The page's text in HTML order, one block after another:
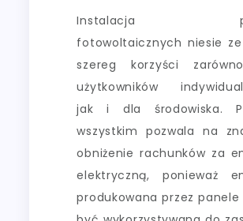
Instalacja
fotowoltaicznych niesie
szereg korzyści
użytkowników
jak i dla środowiska.
wszystkim pozwala na
obniżenie rachunków za
elektryczną, ponieważ
produkowana przez panele